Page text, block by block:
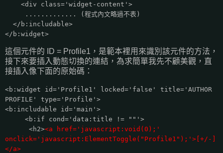
<div class='widget-content'>
............. (程式內文略過不表)
</b:includable>
</b:widget>
這個元件的 ID = Profile1，是範本裡用來識別該元件的方法，
接下來要插入動態切換的連結，為求簡單我先不顧美觀，直
接插入像下面的原始碼：
<b:widget id='Profile1' locked='false' title='AUTHOR
PROFILE' type='Profile'>
<b:includable id='main'>
<b:if cond='data:title != ""'>
<h2><a href='javascript:void(0);'
onclick='javascript:ElementToggle("Profile1");'>[+/-]
</a>